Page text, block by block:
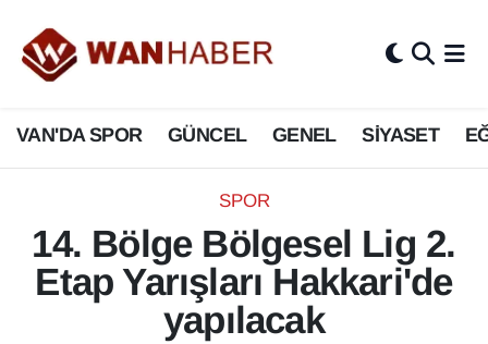
VAN'DA SPOR GÜNCEL GENEL SİYASET
SPOR
14. Bölge Bölgesel Lig 2.
Etap Yarışları Hakkari'de
yapılacak
3.SAYFA
ASAYİŞ
BİLİM VE TEKNOLOJİ
Biyografi
Bölge Haberleri
Van Nöbetçi Eczaneler
Van Hava Durumu
Van Namaz Vakitleri
Van Trafik Yoğunluk Haritası
Süper Lig Puan Durumu ve Fikstür